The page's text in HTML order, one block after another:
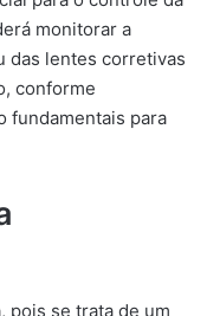
monitorar a
das lentes corretivas
conforme
fundamentais para
pois se trata de um